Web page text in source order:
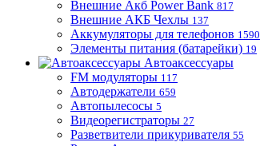
Внешние Акб Power Bank 817
Внешние АКБ Чехлы 137
Аккумуляторы для телефонов 1590
Элементы питания (батарейки) 19
Автоаксессуары
FM модуляторы 117
Автодержатели 659
Автопылесосы 5
Видеорегистраторы 27
Разветвители прикуривателя 55